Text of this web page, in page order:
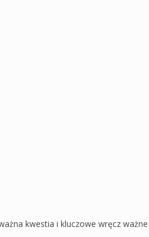
kwestia i kluczowe wręcz